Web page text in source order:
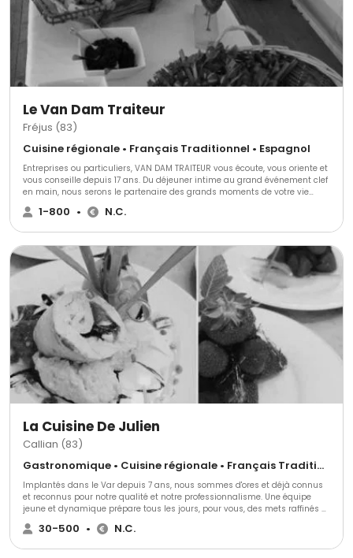
Le Van Dam Traiteur
Fréjus (83)
Cuisine régionale • Français Traditionnel • Espagnol
Entreprises ou particuliers, VAN DAM TRAITEUR vous écoute, vous oriente et
vous conseille depuis 17 ans. Du déjeuner intime au grand événement clef
en main, nous serons le partenaire des grands moments de votre vie
privée ou professionnelle...
1-800 • N.C.
La Cuisine De Julien
Callian (83)
Gastronomique • Cuisine régionale • Français Traditionnel
Implantés dans le Var depuis 7 ans, nous sommes d'ores et déjà connus
et reconnus pour notre qualité et notre professionnalisme. Une équipe
jeune et dynamique prépare tous les jours, pour vous, des mets raffinés et
originaux élaborés à partir de produits rigoureusement sélectionnés.
30-500 • N.C.